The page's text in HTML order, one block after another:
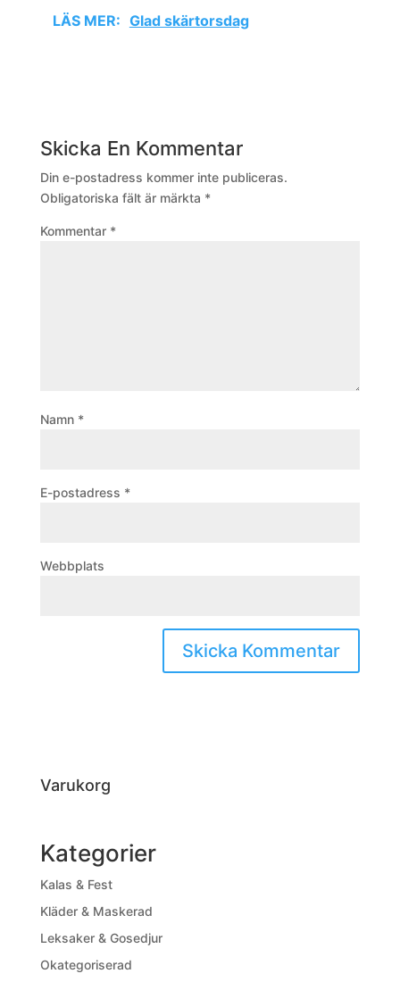
LÄS MER: Glad skärtorsdag
Skicka En Kommentar
Din e-postadress kommer inte publiceras.
Obligatoriska fält är märkta *
Kommentar *
Namn *
E-postadress *
Webbplats
Varukorg
Kategorier
Kalas & Fest
Kläder & Maskerad
Leksaker & Gosedjur
Okategoriserad